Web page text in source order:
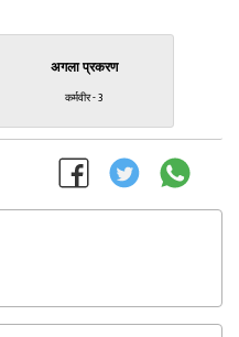
अगला प्रकरण
कर्मवीर - 3